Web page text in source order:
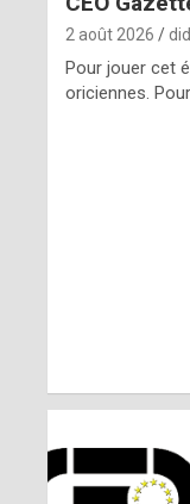
2 août 2026
Pour jouer cet
oriciennes.